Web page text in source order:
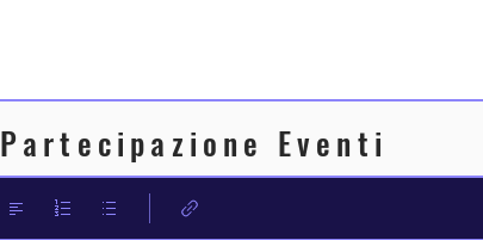
Partecipazione Eventi